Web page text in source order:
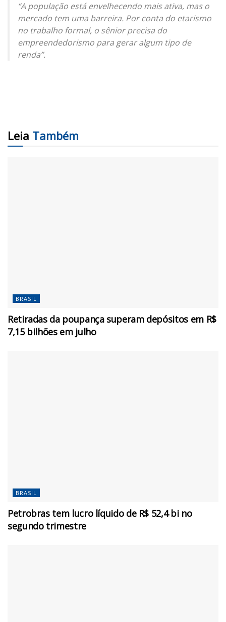
“A população está envelhecendo mais ativa, mas o
mercado tem uma barreira. Por conta do etarismo
no trabalho formal, o sênior precisa do
empreendedorismo para gerar algum tipo de
renda”.
Leia Também
BRASIL
Retiradas da poupança superam depósitos em R$
7,15 bilhões em julho
BRASIL
Petrobras tem lucro líquido de R$ 52,4 bi no
segundo trimestre